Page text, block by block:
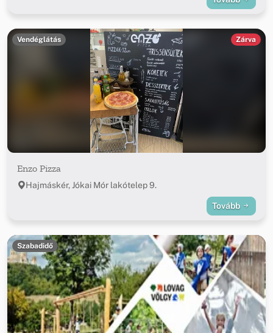
Vendéglátás Zárva
Enzo Pizza
Hajmáskér, Jókai Mór lakótelep 9.
Tovább
Szabadidő